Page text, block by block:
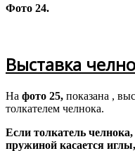
Фото 24.
Выставка
На фото 25, показана ,
толкателем челнока.
Если толкатель
пружиной касается